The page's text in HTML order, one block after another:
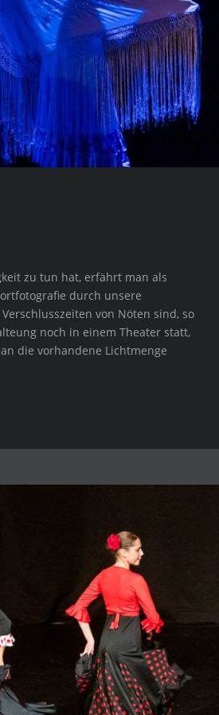
zu tun hat, erfährt man als
durch unsere
von Nöten sind, so
noch in einem Theater statt,
die vorhandene Lichtmenge